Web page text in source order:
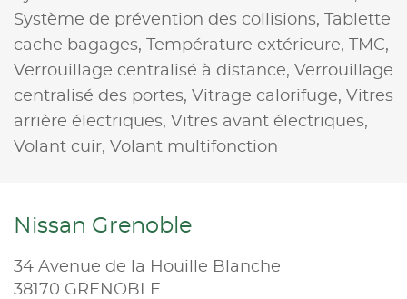
Système de prévention des collisions,
Tablette
cache bagages,
Température extérieure,
TMC,
Verrouillage centralisé à distance, Verrouillage
centralisé des portes, Vitrage calorifuge, Vitres
arrière électriques, Vitres avant électriques,
Volant cuir, Volant multifonction
Nissan Grenoble
34 Avenue de la Houille Blanche
38170 GRENOBLE